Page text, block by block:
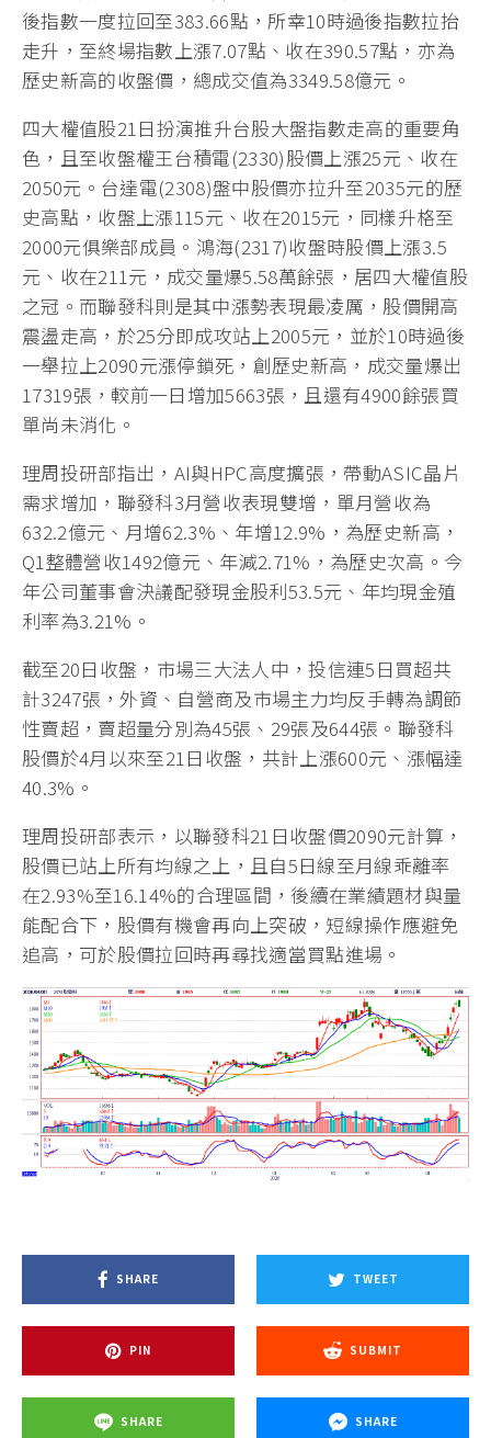
後指數一度拉回至383.66點，所幸10時過後指數拉抬
走升，至終場指數上漲7.07點、收在390.57點，亦為
歷史新高的收盤價，總成交值為3349.58億元。
四大權值股21日扮演推升台股大盤指數走高的重要角
色，且至收盤權王台積電(2330)股價上漲25元、收在
2050元。台達電(2308)盤中股價亦拉升至2035元的歷
史高點，收盤上漲115元、收在2015元，同樣升格至
2000元俱樂部成員。鴻海(2317)收盤時股價上漲3.5
元、收在211元，成交量爆5.58萬餘張，居四大權值股
之冠。而聯發科則是其中漲勢表現最凌厲，股價開高
震盪走高，於25分即成攻站上2005元，並於10時過後
一舉拉上2090元漲停鎖死，創歷史新高，成交量爆出
17319張，較前一日增加5663張，且還有4900餘張買
單尚未消化。
理周投研部指出，AI與HPC高度擴張，帶動ASIC晶片
需求增加，聯發科3月營收表現雙增，單月營收為
632.2億元、月增62.3%、年增12.9%，為歷史新高，
Q1整體營收1492億元、年減2.71%，為歷史次高。今
年公司董事會決議配發現金股利53.5元、年均現金殖
利率為3.21%。
截至20日收盤，市場三大法人中，投信連5日買超共
計3247張，外資、自營商及市場主力均反手轉為調節
性賣超，賣超量分別為45張、29張及644張。聯發科
股價於4月以來至21日收盤，共計上漲600元、漲幅達
40.3%。
理周投研部表示，以聯發科21日收盤價2090元計算，
股價已站上所有均線之上，且自5日線至月線乖離率
在2.93%至16.14%的合理區間，後續在業績題材與量
能配合下，股價有機會再向上突破，短線操作應避免
追高，可於股價拉回時再尋找適當買點進場。
SHARE TWEET
PIN SUBMIT
SHARE SHARE